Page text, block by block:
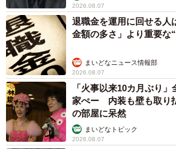
2026.08.07
退職金を運用に回せる人
金額の多さ」より重要な
まいどなニュース情報部
2026.08.07
「火事以来10カ月ぶり
家ぺー 内装も壁も取り
の部屋に呆然
まいどなトピック
2026.08.07